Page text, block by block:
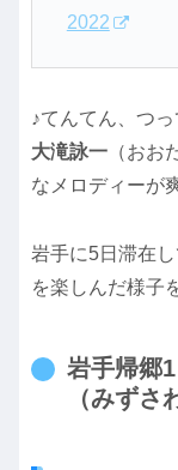
2022
♪てんてん、つ
大滝詠一 （おお
なメロディーが
岩手に5日滞在
を楽しんだ様子
岩手帰郷
（みずさ